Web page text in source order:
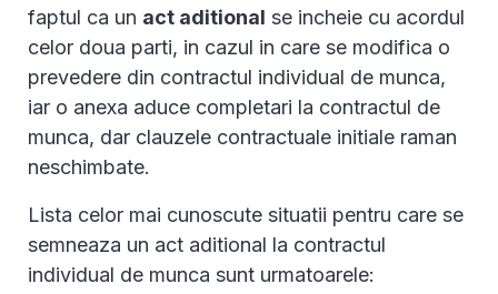
faptul ca un act aditional se incheie cu acordul
celor doua parti, in cazul in care se modifica o
prevedere din contractul individual de munca,
iar o anexa aduce completari la contractul de
munca, dar clauzele contractuale initiale raman
neschimbate.
Lista celor mai cunoscute situatii pentru care se
semneaza un act aditional la contractul
individual de munca sunt urmatoarele: